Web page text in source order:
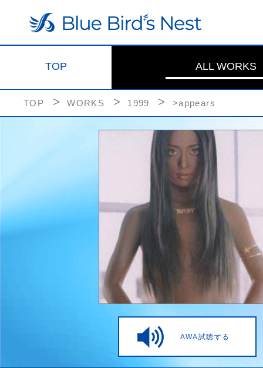
TOP ALL WORKS
TOP WORKS 1999 >appears
AWA試聴する